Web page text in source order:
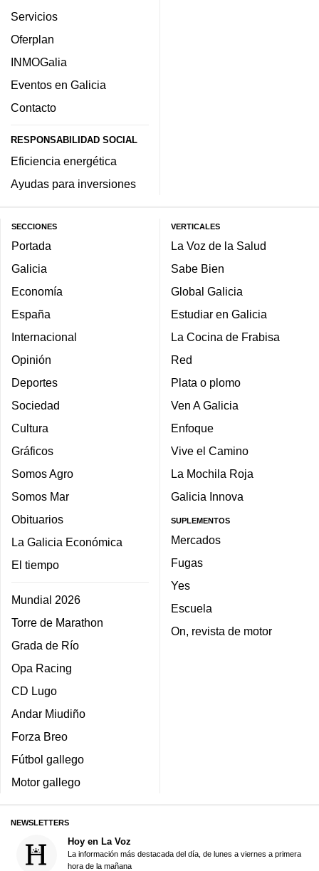
Servicios
Oferplan
INMOGalia
Eventos en Galicia
Contacto
RESPONSABILIDAD SOCIAL
Eficiencia energética
Ayudas para inversiones
SECCIONES
Portada
Galicia
Economía
España
Internacional
Opinión
Deportes
Sociedad
Cultura
Gráficos
Somos Agro
Somos Mar
Obituarios
La Galicia Económica
El tiempo
Mundial 2026
Torre de Marathon
Grada de Río
Opa Racing
CD Lugo
Andar Miudiño
Forza Breo
Fútbol gallego
Motor gallego
VERTICALES
La Voz de la Salud
Sabe Bien
Global Galicia
Estudiar en Galicia
La Cocina de Frabisa
Red
Plata o plomo
Ven A Galicia
Enfoque
Vive el Camino
La Mochila Roja
Galicia Innova
SUPLEMENTOS
Mercados
Fugas
Yes
Escuela
On, revista de motor
NEWSLETTERS
Hoy en La Voz
La información más destacada del día, de lunes a viernes a primera
hora de la mañana